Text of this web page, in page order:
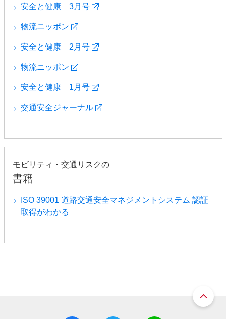
安全と健康 3月号
物流ニッポン
安全と健康 2月号
物流ニッポン
安全と健康 1月号
交通安全ジャーナル
モビリティ・交通リスクの
書籍
ISO 39001 道路交通安全マネジメントシステム 認証
取得がわかる